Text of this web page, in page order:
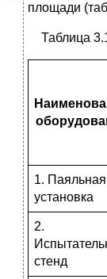
площади
Таблица
1. Паяльная
установка
2.
стенд